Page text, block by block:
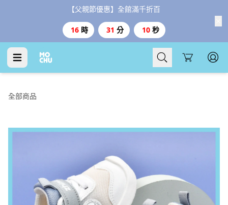
【父親節優惠】全館滿千折百
16 時 31 分 9 秒
Cart
全部商品